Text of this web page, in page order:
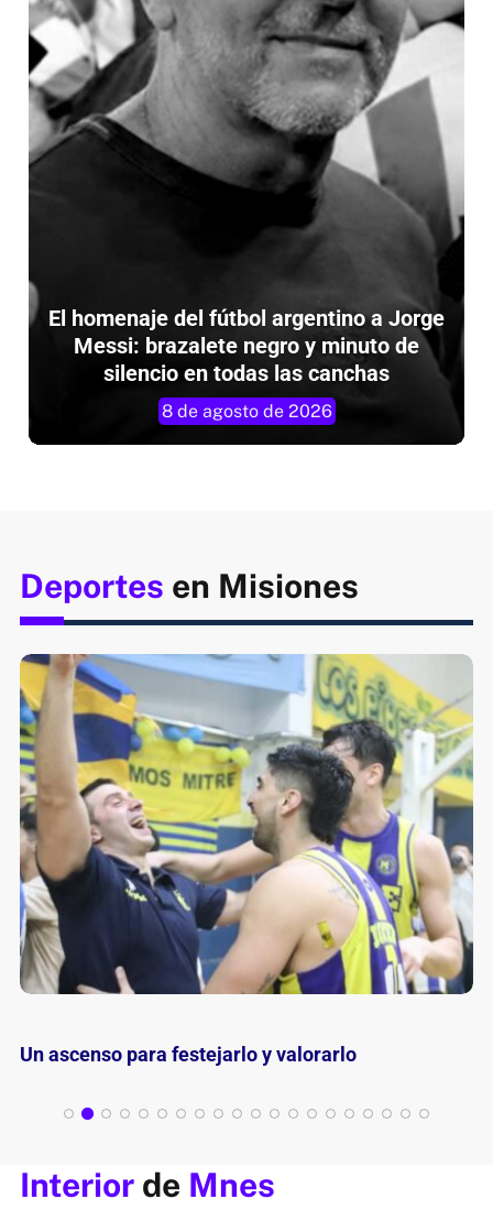
El homenaje del fútbol argentino a Jorge
Messi: brazalete negro y minuto de
silencio en todas las canchas
8 de agosto de 2026
Deportes en Misiones
El resumen imperdible del ascenso de Mitre
Interior de Mnes